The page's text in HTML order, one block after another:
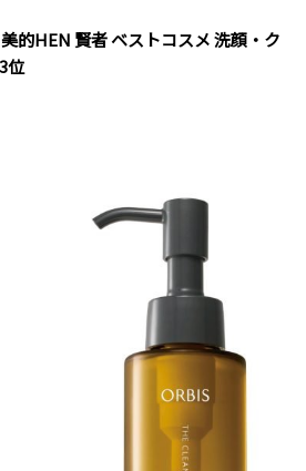
美的HEN 賢者 ベストコスメ 洗顔・ク
位